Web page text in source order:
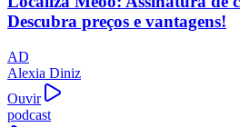
Descubra preços e vantagens!
AD
Alexia Diniz
Ouvir
podcast